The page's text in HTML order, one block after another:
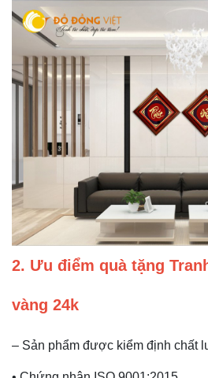
2. Ưu điểm quà tặng
vàng 24k
– Sản phẩm được kiểm định chất